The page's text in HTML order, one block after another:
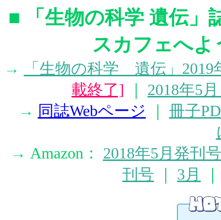
■ 「生物の科学 遺伝」
スカフェへよ
→
「生物の科学 遺伝」2019
載終了]
2018年5
→ 同誌Webページ
冊子
→ Amazon： 2018年5月発刊号
刊号
3月